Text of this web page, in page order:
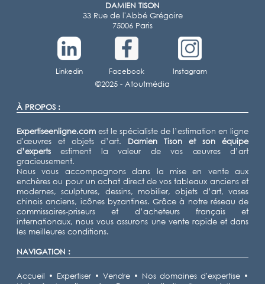
DAMIEN TISON
33 Rue de l'Abbé Grégoire
75006 Paris
Linkedin Facebook
Instagram
©2025 - Atoutmédia
À PROPOS :
Expertiseenligne.com est le spécialiste de l’estimation en ligne
d'œuvres et objets d’art. Damien Tison
et son équipe
d’experts estiment la valeur de vos œuvres d’art
gracieusement.
Nous vous accompagnons dans la mise en vente aux
enchères ou pour un achat direct de vos tableaux anciens et
modernes, sculptures, dessins, mobilier, objets d’art, vases
chinois anciens, icônes byzantines. Grâce à notre réseau de
commissaires-priseurs et d’acheteurs français et
internationaux, nous vous assurons une vente rapide et dans
les meilleures conditions.
NAVIGATION :
Accueil • Expertiser • Vendre • Nos domaines d'expertise •